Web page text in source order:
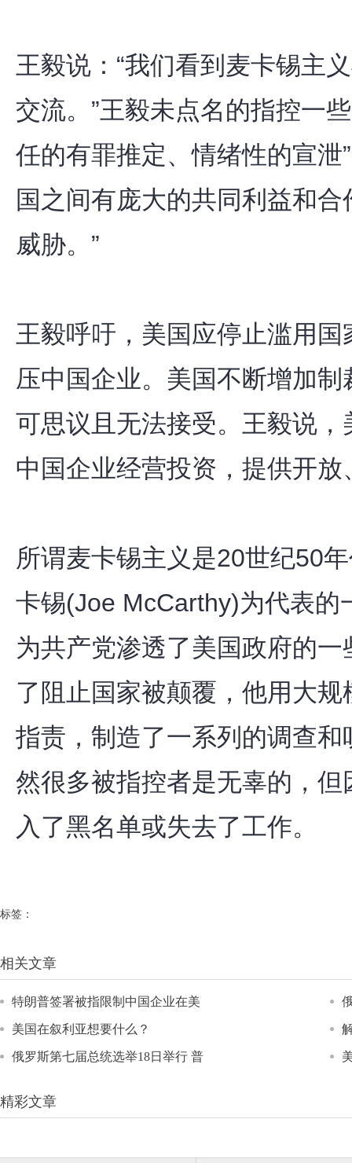
王毅说：“我们看到麦卡锡主
交流。”王毅未点名的指控一
任的有罪推定、情绪性的宣泄
国之间有庞大的共同利益和
威胁。”
王毅呼吁，美国应停止滥用
压中国企业。美国不断增加
可思议且无法接受。王毅说
中国企业经营投资，提供开
所谓麦卡锡主义是20世纪50
卡锡(Joe McCarthy)为代表的
为共产党渗透了美国政府的
了阻止国家被颠覆，他用大
指责，制造了一系列的调查
然很多被指控者是无辜的，
入了黑名单或失去了工作。
标签：
相关文章
特朗普签署被指限制中国企业在美
美国在叙利亚想要什么？
俄罗斯第七届总统选举18日举行 普
精彩文章